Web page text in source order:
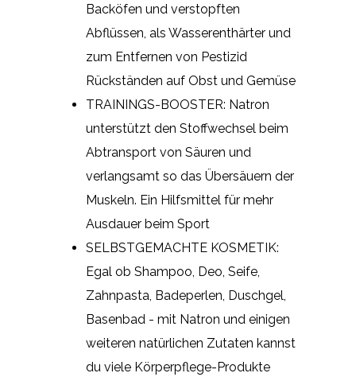
Backöfen und verstopften
Abflüssen, als Wasserenthärter und
zum Entfernen von Pestizid
Rückständen auf Obst und Gemüse
TRAININGS-BOOSTER: Natron
unterstützt den Stoffwechsel beim
Abtransport von Säuren und
verlangsamt so das Übersäuern der
Muskeln. Ein Hilfsmittel für mehr
Ausdauer beim Sport
SELBSTGEMACHTE KOSMETIK:
Egal ob Shampoo, Deo, Seife,
Zahnpasta, Badeperlen, Duschgel,
Basenbad - mit Natron und einigen
weiteren natürlichen Zutaten kannst
du viele Körperpflege-Produkte